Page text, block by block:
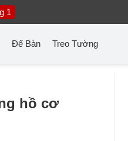
1
Để Bàn Treo Tường
hồ cơ